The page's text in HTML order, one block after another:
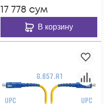
17 778 сум
В корзину